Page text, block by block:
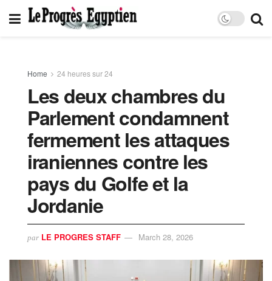
Home 24 heures sur 24
Les deux chambres du
Parlement condamnent
fermement les attaques
iraniennes contre les
pays du Golfe et la
Jordanie
par LE PROGRES STAFF March 28, 2026